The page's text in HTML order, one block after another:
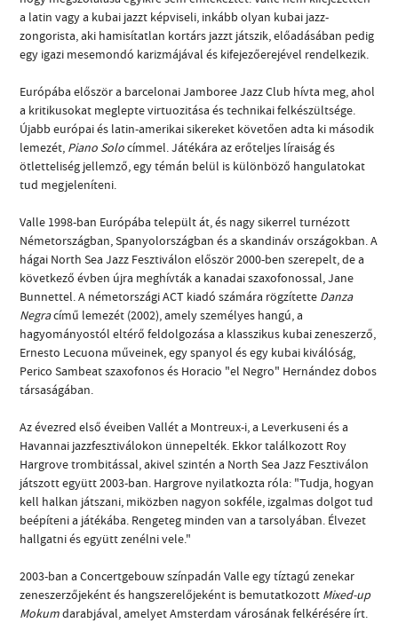
a latin vagy a kubai jazzt képviseli, inkább olyan kubai jazz-
zongorista, aki hamisítatlan kortárs jazzt játszik, előadásában pedig
egy igazi mesemondó karizmájával és kifejezőerejével rendelkezik.
Európába először a barcelonai Jamboree Jazz Club hívta meg, ahol
a kritikusokat meglepte virtuozitása és technikai felkészültsége.
Újabb európai és latin-amerikai sikereket követően adta ki második
lemezét, Piano Solocímmel. Játékára az erőteljes líraiság és
ötletteliség jellemző, egy témán belül is különböző hangulatokat
tud megjeleníteni.
Valle 1998-ban Európába települt át, és nagy sikerrel turnézott
Németországban, Spanyolországban és a skandináv országokban. A
hágai North Sea Jazz Fesztiválon először 2000-ben szerepelt, de a
következő évben újra meghívták a kanadai szaxofonossal, Jane
Bunnettel. A németországi ACT kiadó számára rögzítette Danza
Negracímű lemezét (2002), amely személyes hangú, a
hagyományostól eltérő feldolgozása a klasszikus kubai zeneszerző,
Ernesto Lecuona műveinek, egy spanyol és egy kubai kiválóság,
Perico Sambeat szaxofonos és Horacio "el Negro" Hernández dobos
társaságában.
Az évezred első éveiben Vallét a Montreux-i, a Leverkuseni és a
Havannai jazzfesztiválokon ünnepelték. Ekkor találkozott Roy
Hargrove trombitással, akivel szintén a North Sea Jazz Fesztiválon
játszott együtt 2003-ban. Hargrove nyilatkozta róla: "Tudja, hogyan
kell halkan játszani, miközben nagyon sokféle, izgalmas dolgot tud
beépíteni a játékába. Rengeteg minden van a tarsolyában. Élvezet
hallgatni és együtt zenélni vele."
2003-ban a Concertgebouw színpadán Valle egy tíztagú zenekar
zeneszerzőjeként és hangszerelőjeként is bemutatkozott Mixed-up
Mokumdarabjával, amelyet Amsterdam városának felkérésére írt.